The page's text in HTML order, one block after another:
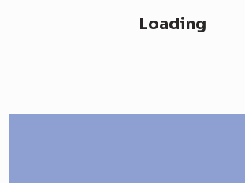
Loading -
Loading